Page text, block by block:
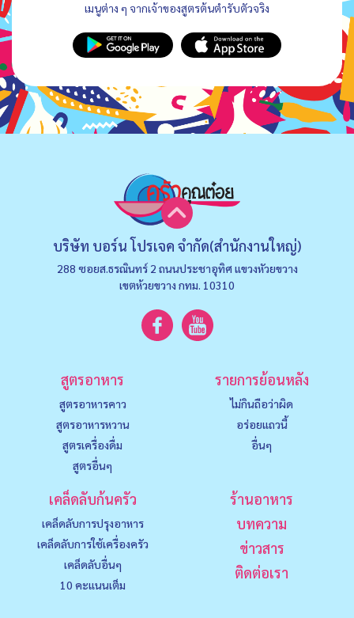
เมนูต่าง ๆ จากเจ้าของสูตรต้นตำรับตัวจริง
บริษัท บอร์น โปรเจค จำกัด(สำนักงานใหญ่)
288 ซอยส.ธรณินทร์ 2 ถนนประชาอุทิศ แขวงหัวยขวาง
เขตห้วยขวาง กทม. 10310
สูตรอาหาร
สูตรอาหารคาว
สูตรอาหารหวาน
สูตรเครื่องดื่ม
สูตรอื่นๆ
รายการย้อนหลัง
ไม่กินถือว่าผิด
อร่อยแถวนี้
อื่นๆ
เคล็ดลับก้นครัว
เคล็ดลับการปรุงอาหาร
เคล็ดลับการใช้เครื่องครัว
เคล็ดลับอื่นๆ
10 คะแนนเต็ม
ร้านอาหาร
บทความ
ข่าวสาร
ติดต่อเรา